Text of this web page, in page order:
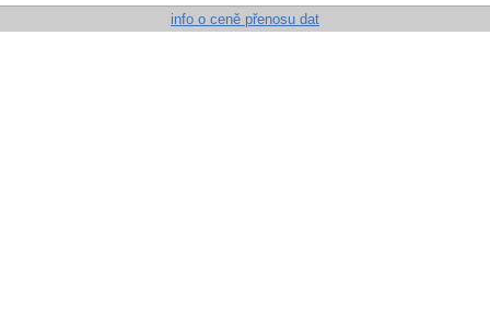
info o ceně přenosu dat